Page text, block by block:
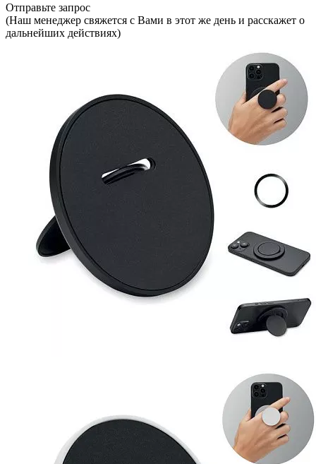
Отправьте запрос
(Наш менеджер свяжется с Вами в этот же день и расскажет о
дальнейших действиях)